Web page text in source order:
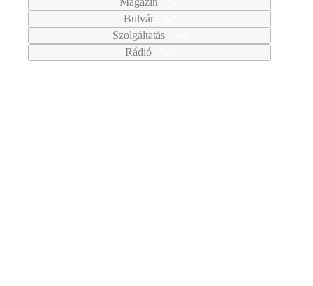
Bulvár
Szolgáltatás
Rádió